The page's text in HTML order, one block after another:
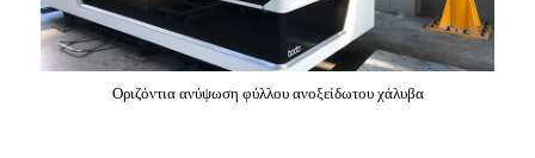
Οριζόντια ανύψωση φύλλου ανοξείδωτου χάλυβα